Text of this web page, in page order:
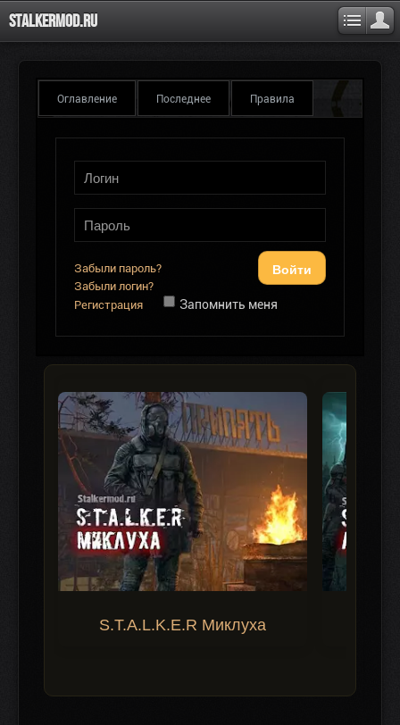
Stalkermod.ru
Оглавление Последнее Правила
Войти
Забыли пароль?
Забыли логин?
Регистрация
Запомнить меня
S.T.A.L.K.E.R Миклуха